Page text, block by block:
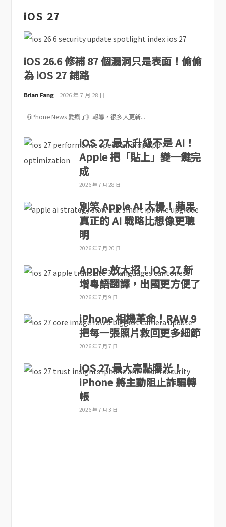
iOS 27
iOS 26.6 修補 87 個漏洞只是表面！偷偷
為 iOS 27 鋪路
Brian Fang 2026 年 7 月 28 日
《iPhone News 愛瘋了》報導，很多人更新...
iOS 27 最大升級不是 AI！
Apple 把「貼上」變一鍵完
成
2026 年 7 月 28 日
別笑 Apple AI 太慢！蘋果
真正的 AI 戰略比想像更聰
明
2026 年 7 月 20 日
Apple 放大招！iOS 27 新
增粵語翻譯，出國更方便了
2026 年 7 月 9 日
iPhone 相機革命！RAW 9
把每一張照片救回更多細節
2026 年 7 月 7 日
iOS 27 最大亮點曝光！
iPhone 將主動阻止詐騙轉
帳
2026 年 7 月 3 日